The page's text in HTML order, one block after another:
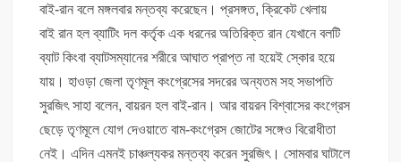
বাই-রান বলে মঙ্গলবার মন্তব্য করেছেন। প্রসঙ্গত, ক্রিকেট খেলায়
বাই রান হল ব্যাটিং দল কর্তৃক এক ধরনের অতিরিক্ত রান যেখানে বলটি
ব্যাট কিংবা ব্যাটসম্যানের শরীরে আঘাত প্রাপ্ত না হয়েই স্কোর হয়ে
যায়। হাওড়া জেলা তৃণমূল কংগ্রেসের সদরের অন্যতম সহ সভাপতি
সুরজিৎ সাহা বলেন, বায়রন হল বাই-রান। আর বায়রন বিশ্বাসের কংগ্রেস
ছেড়ে তৃণমূলে যোগ দেওয়াতে বাম-কংগ্রেস জোটের সঙ্গেও বিরোধীতা
নেই। এদিন এমনই চাঞ্চল্যকর মন্তব্য করেন সুরজিৎ। সোমবার ঘাটালে